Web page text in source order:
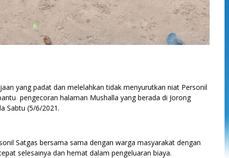
yang padat dan melelahkan tidak menyurutkan niat Personil
pengecoran halaman Mushalla yang berada di Jorong
Sabtu (5/6/2021.
Satgas bersama sama dengan warga masyarakat dengan
selesainya dan hemat dalam pengeluaran biaya.